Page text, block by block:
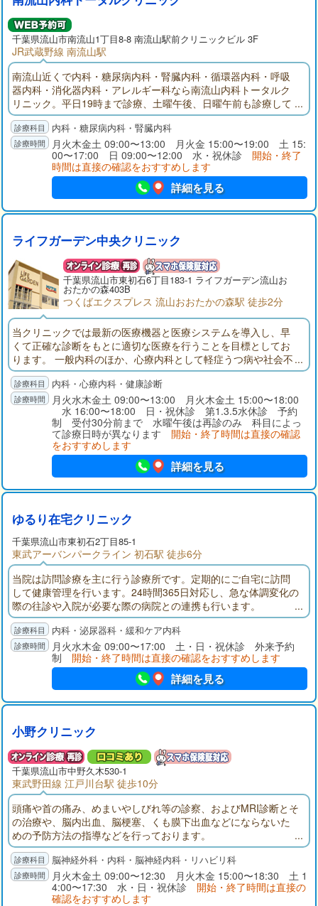
千葉県流山市南流山1丁目8-8 南流山駅前クリニックビル 3F
JR武蔵野線 南流山駅
南流山近くで内科・糖尿病内科・腎臓内科・循環器内科・呼吸
器内科・消化器内科・アレルギー科なら南流山内科トータルク
リニック。平日19時まで診療、土曜午後、日曜午前も診療して
います。高血圧・糖尿病・脂質異常症・高尿酸血症といった生
活習慣病から便秘、下痢、気管支喘息、咳喘息、不整脈まで幅
広い診療に対応しています。
内科・糖尿病内科・腎臓内科
月火木金土 09:00〜13:00 月火金 15:00〜19:00 土 15:
00〜17:00 日 09:00〜12:00 水・祝休診 開始・終了
時間は直接の確認をおすすめします
詳細を見る
ライフガーデン中央クリニック
千葉県流山市東初石6丁目183-1 ライフガーデン流山お
おたかの森403B
つくばエクスプレス 流山おおたかの森駅 徒歩2分
当クリニックでは最新の医療機器と医療システムを導入し、早
くて正確な診断をもとに適切な医療を行うことを目標としてお
ります。 一般内科のほか、心療内科として軽症うつ病や社会不
安障害、不眠症などを対象とした医療を行います。 また、レー
ザーなどを用いた肌のアンチエイジングを通してライフスタイ
ルの改善を考えます。
内科・心療内科・健康診断
月火水木金土 09:00〜13:00 月火木金土 15:00〜18:00
水 16:00〜18:00 日・祝休診 第1.3.5水休診 予約
制 受付30分前まで 水曜午後は再診のみ 科目によっ
て診療日時が異なります 開始・終了時間は直接の確認
をおすすめします
詳細を見る
ゆるり在宅クリニック
千葉県流山市東初石2丁目85-1
東武アーバンパークライン 初石駅 徒歩6分
当院は訪問診療を主に行う診療所です。定期的にご自宅に訪問
して健康管理を行います。24時間365日対応し、急な体調変化の
際の往診や入院が必要な際の病院との連携も行います。
内科・泌尿器科・緩和ケア内科
月火水木金 09:00〜17:00 土・日・祝休診 外来予約
制 開始・終了時間は直接の確認をおすすめします
詳細を見る
小野クリニック
千葉県流山市中野久木530-1
東武野田線 江戸川台駅 徒歩10分
頭痛や首の痛み、めまいやしびれ等の診察、およびMRI診断とそ
の治療や、脳内出血、脳梗塞、くも膜下出血などにならないた
めの予防方法の指導などを行っております。
脳神経外科・内科・脳神経内科・リハビリ科
月火木金土 09:00〜12:30 月火木金 15:00〜18:30 土 1
4:00〜17:30 水・日・祝休診 開始・終了時間は直接の
確認をおすすめします